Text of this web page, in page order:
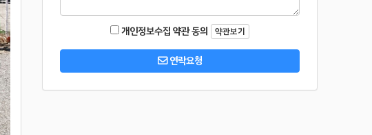
개인정보수집 약관 동의 약관보기
연락요청